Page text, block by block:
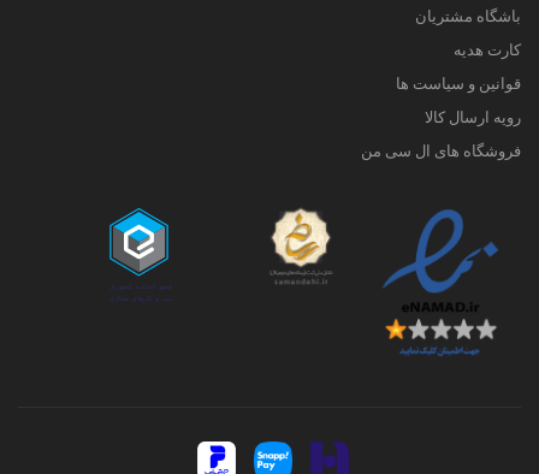
باشگاه مشتریان
کارت هدیه
قوانین و سیاست ها
رویه ارسال کالا
فروشگاه های ال سی من